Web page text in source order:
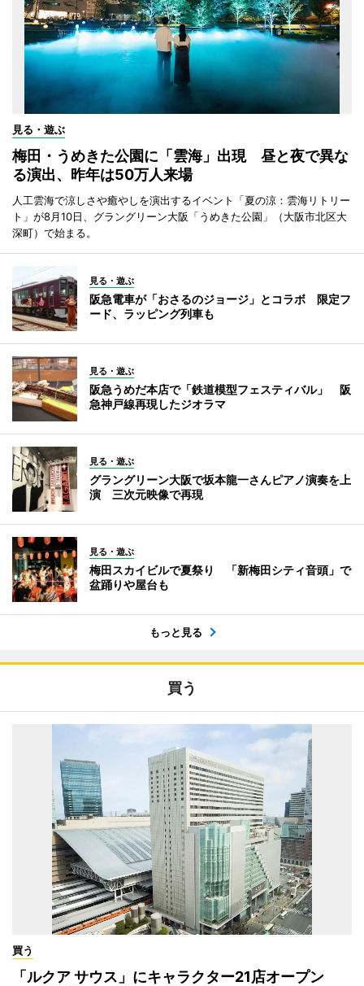
見る・遊ぶ
梅田・うめきた公園に「雲海」出現 昼と夜で異な
る演出、昨年は50万人来場
人工雲海で涼しさや癒やしを演出するイベント「夏の涼：雲海リトリー
ト」が8月10日、グラングリーン大阪「うめきた公園」（大阪市北区大
深町）で始まる。
見る・遊ぶ
阪急電車が「おさるのジョージ」とコラボ 限定フ
ード、ラッピング列車も
見る・遊ぶ
阪急うめだ本店で「鉄道模型フェスティバル」 阪
急神戸線再現したジオラマ
見る・遊ぶ
グラングリーン大阪で坂本龍一さんピアノ演奏を上
演 三次元映像で再現
見る・遊ぶ
梅田スカイビルで夏祭り 「新梅田シティ音頭」で
盆踊りや屋台も
もっと見る
買う
買う
「ルクア サウス」にキャラクター21店オープン